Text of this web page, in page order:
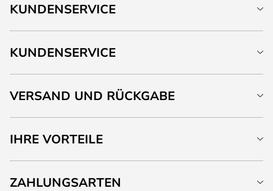
KUNDENSERVICE
KUNDENSERVICE
VERSAND UND RÜCKGABE
IHRE VORTEILE
ZAHLUNGSARTEN